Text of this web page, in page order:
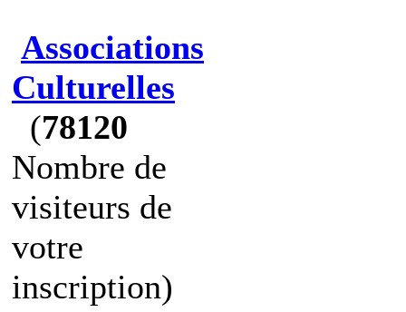
Associations
Culturelles
(78120
Nombre de
visiteurs de
votre
inscription)